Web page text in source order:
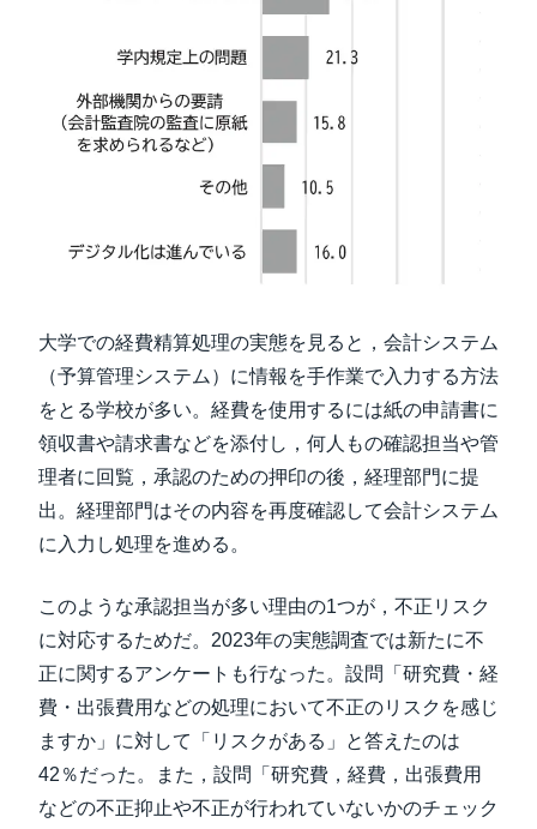
大学での経費精算処理の実態を見ると，会計システム
（予算管理システム）に情報を手作業で入力する方法
をとる学校が多い。経費を使用するには紙の申請書に
領収書や請求書などを添付し，何人もの確認担当や管
理者に回覧，承認のための押印の後，経理部門に提
出。経理部門はその内容を再度確認して会計システム
に入力し処理を進める。
このような承認担当が多い理由の1つが，不正リスク
に対応するためだ。2023年の実態調査では新たに不
正に関するアンケートも行なった。設問「研究費・経
費・出張費用などの処理において不正のリスクを感じ
ますか」に対して「リスクがある」と答えたのは
42％だった。また，設問「研究費，経費，出張費用
などの不正抑止や不正が行われていないかのチェック